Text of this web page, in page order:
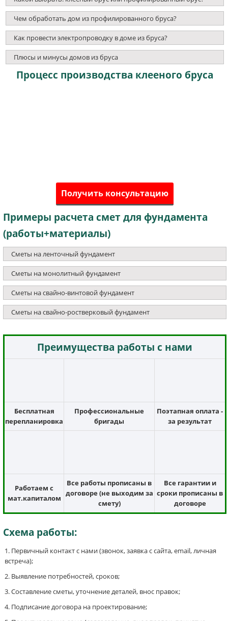
Чем обработать дом из профилированного бруса?
Как провести электропроводку в доме из бруса?
Плюсы и минусы домов из бруса
Процесс производства клееного бруса
Получить консультацию
Примеры расчета смет для фундамента
(работы+материалы)
Сметы на ленточный фундамент
Сметы на монолитный фундамент
Сметы на свайно-винтовой фундамент
Сметы на свайно-ростверковый фундамент
Преимущества работы с нами
Бесплатная
перепланировка
Профессиональные
бригады
Поэтапная оплата -
за результат
Работаем с
мат.капиталом
Все работы прописаны в
договоре (не выходим за
смету)
Все гарантии и
сроки прописаны в
договоре
Схема работы:
Первичный контакт с нами (звонок, заявка с сайта, email, личная
встреча);
Выявление потребностей, сроков;
Составление сметы, уточнение деталей, внос правок;
Подписание договора на проектирование;